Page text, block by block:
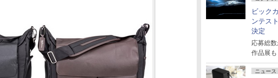
ビック
ンテス
決定
応募総
作品展も
ニュース